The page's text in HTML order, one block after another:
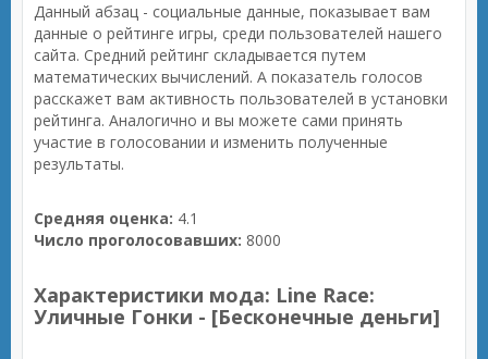
Данный абзац - социальные данные, показывает вам
данные о рейтинге игры, среди пользователей нашего
сайта. Средний рейтинг складывается путем
математических вычислений. А показатель голосов
расскажет вам активность пользователей в установки
рейтинга. Аналогично и вы можете сами принять
участие в голосовании и изменить полученные
результаты.
Средняя оценка: 4.1
Число проголосовавших: 8000
Характеристики мода: Line Race:
Уличные Гонки - [Бесконечные деньги]